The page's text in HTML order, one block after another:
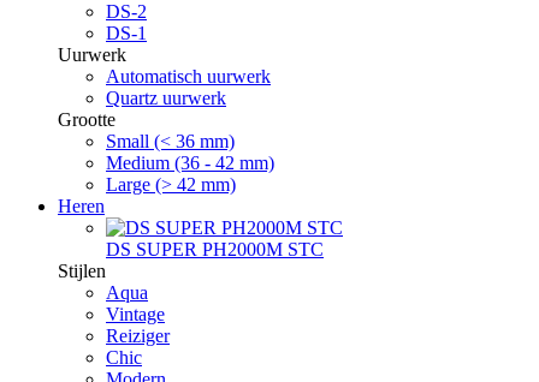
DS-2
DS-1
Uurwerk
Automatisch uurwerk
Quartz uurwerk
Grootte
Small (< 36 mm)
Medium (36 - 42 mm)
Large (> 42 mm)
Heren
DS SUPER PH2000M STC
Stijlen
Aqua
Vintage
Reiziger
Chic